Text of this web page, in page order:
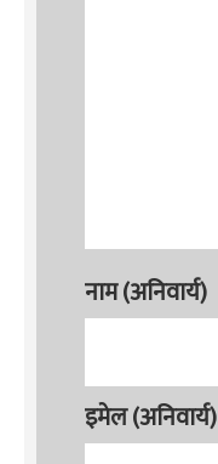
नाम (अनिवार्य)
इमेल (अनिवार्य)